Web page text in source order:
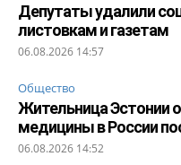
Депутаты удалили
листовкам и газетам
06.08.2026 14:57
Общество
Жительница Эстонии
медицины в России
06.08.2026 14:52